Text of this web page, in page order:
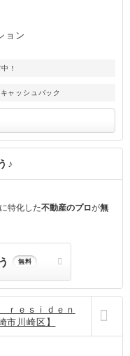
ョン
！
キャッシュバック
♪
に特化した不動産のプロが無
無料
ｅｓｉｄｅｎ
市川崎区】